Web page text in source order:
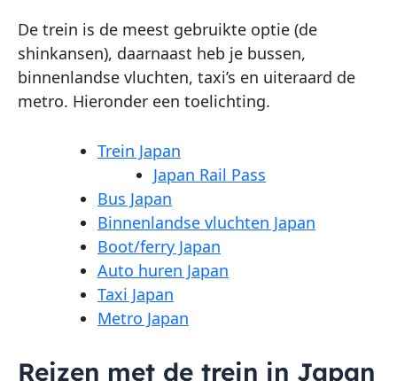
De trein is de meest gebruikte optie (de
shinkansen), daarnaast heb je bussen,
binnenlandse vluchten, taxi’s en uiteraard de
metro. Hieronder een toelichting.
Trein Japan
Japan Rail Pass
Bus Japan
Binnenlandse vluchten Japan
Boot/ferry Japan
Auto huren Japan
Taxi Japan
Metro Japan
Reizen met de trein in Japan